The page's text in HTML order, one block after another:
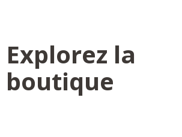
Explorez la
boutique